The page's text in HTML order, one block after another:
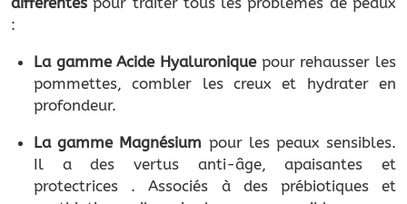
:
La gamme Acide Hyaluroniquepour rehausser les
pommettes, combler les creux et hydrater en
profondeur.
La gamme Magnésium pour les peaux sensibles.
Il a des vertus anti-âge, apaisantes et
protectrices . Associés à des prébiotiques et